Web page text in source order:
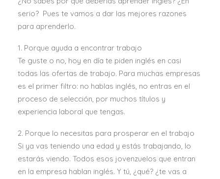
SEARCH
MI CUENTA
serio? Pues te vamos a dar las mejores razones
para aprenderlo.
1. Porque ayuda a encontrar trabajo
Te guste o no, hoy en día te piden inglés en casi
todas las ofertas de trabajo. Para muchas empresas
es el primer filtro: no hablas inglés, no entras en el
proceso de selección, por muchos títulos y
experiencia laboral que tengas.
2. Porque lo necesitas para prosperar en el trabajo
Si ya vas teniendo una edad y estás trabajando, lo
estarás viendo. Todos esos jovenzuelos que entran
en la empresa hablan inglés. Y tú, ¿qué? ¿te vas a